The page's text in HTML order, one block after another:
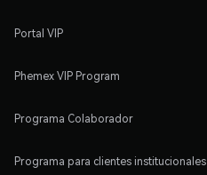
Portal VIP
Phemex VIP Program
Programa Colaborador
Programa para clientes institucionales